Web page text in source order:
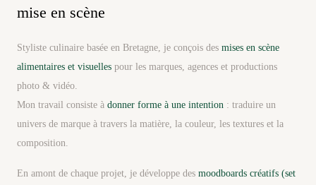
mise en scène
Styliste culinaire basée en Bretagne, je conçois des mises en scène
alimentaires et visuelles pour les marques, agences et productions
photo & vidéo.
Mon travail consiste à donner forme à une intention : traduire un
univers de marque à travers la matière, la couleur, les textures et la
composition.
En amont de chaque projet, je développe des moodboards créatifs (set